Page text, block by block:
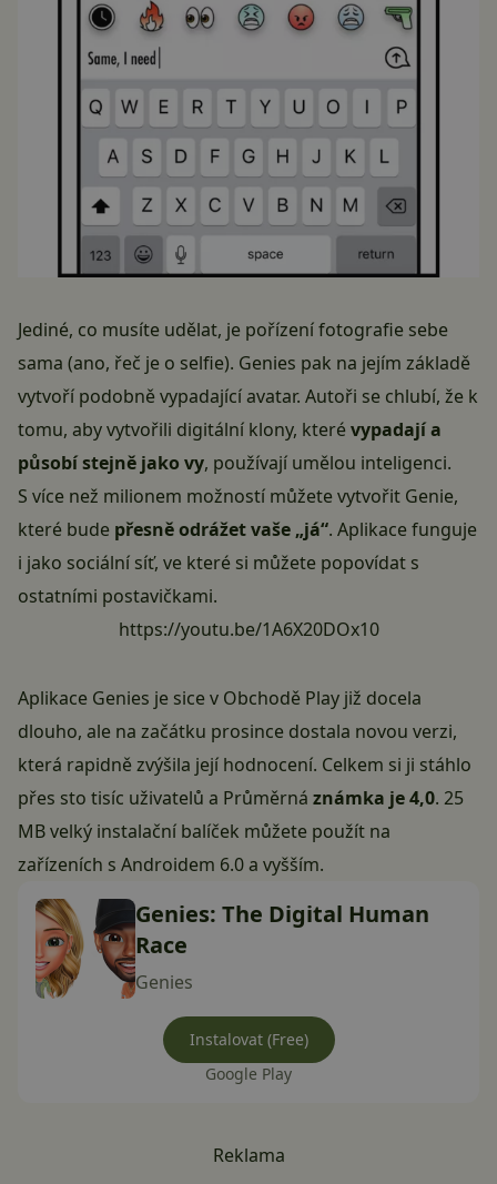
Jediné, co musíte udělat, je pořízení fotografie sebe
sama (ano, řeč je o selfie). Genies pak na jejím základě
vytvoří podobně vypadající avatar. Autoři se chlubí, že k
tomu, aby vytvořili digitální klony, kterévypadají a
působí stejně jako vy, používají umělou inteligenci.
S více než milionem možností můžete vytvořit Genie,
které bude přesně odrážet vaše „já“. Aplikace funguje
i jako sociální síť, ve které si můžete popovídat s
ostatními postavičkami.
https://youtu.be/1A6X20DOx10
Aplikace Genies je sice v Obchodě Play již docela
dlouho, ale na začátku prosince dostala novou verzi,
která rapidně zvýšila její hodnocení. Celkem si ji stáhlo
přes sto tisíc uživatelů a Průměrná známka je 4,0. 25
MB velký instalační balíček můžete použít na
zařízeních s Androidem 6.0 a vyšším.
Genies: The Digital Human
Race
Genies
Instalovat (Free)
Google Play
Reklama